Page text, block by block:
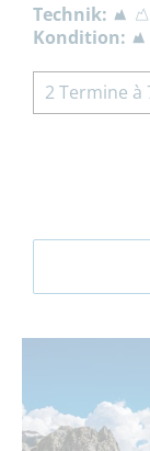
Technik:
Kondition:
2 Termine à